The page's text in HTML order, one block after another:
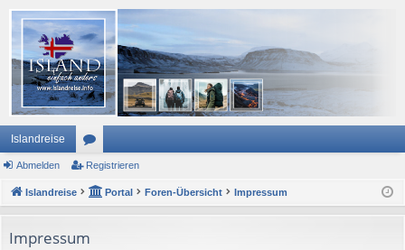
Islandreise
or
en
Abmelden Registrieren
Islandreise Portal Foren-Übersicht Impressum
Impressum